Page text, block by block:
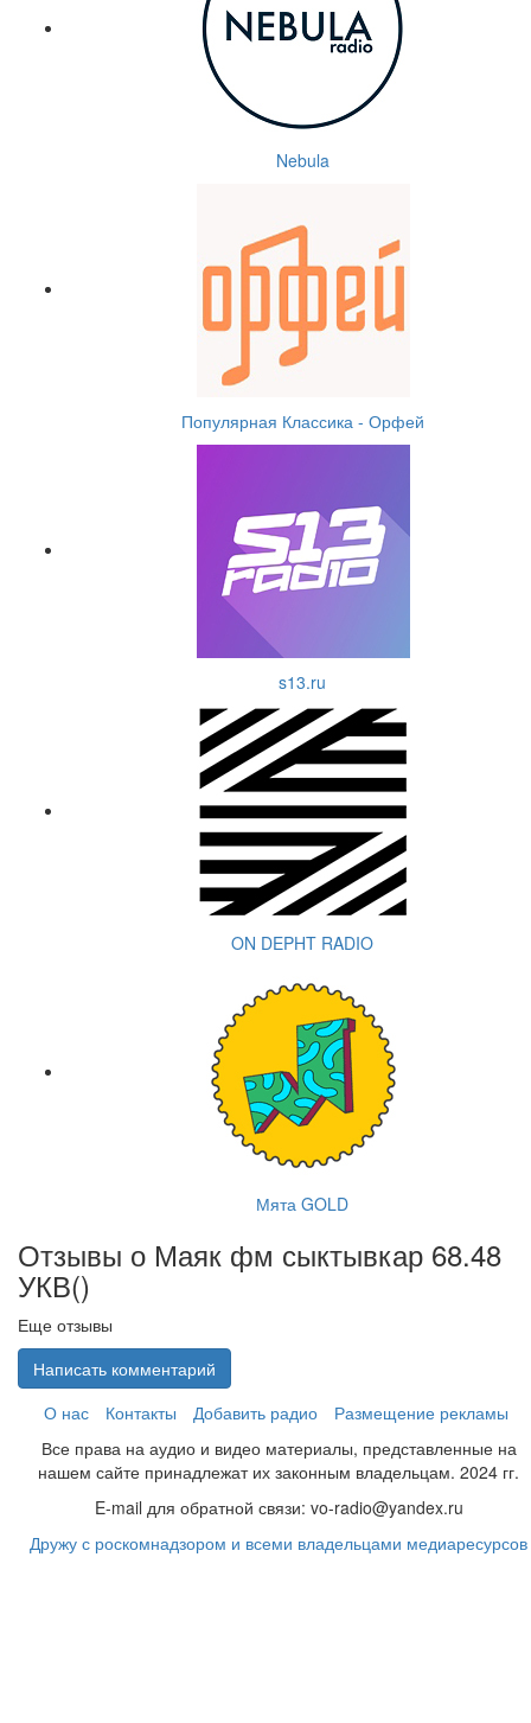
Nebula
Популярная Классика - Орфей
s13.ru
ON DEPHT RADIO
Мята GOLD
Отзывы о Маяк фм сыктывкар 68.48
УКВ()
Еще отзывы
Написать комментарий
О нас
Контакты Добавить радио
Размещение рекламы
Все права на аудио и видео материалы, представленные на
нашем сайте принадлежат их законным владельцам. 2024 гг.
E-mail для обратной связи: vo-radio@yandex.ru
Дружу с роскомнадзором и всеми владельцами медиаресурсов